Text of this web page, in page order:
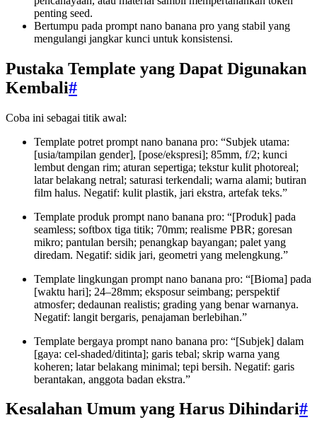
penting seed.
Bertumpu pada prompt nano banana pro yang stabil yang
mengulangi jangkar kunci untuk konsistensi.
Pustaka Template yang Dapat Digunakan
Kembali#
Coba ini sebagai titik awal:
Template potret prompt nano banana pro: “Subjek utama:
[usia/tampilan gender], [pose/ekspresi]; 85mm, f/2; kunci
lembut dengan rim; aturan sepertiga; tekstur kulit photoreal;
latar belakang netral; saturasi terkendali; warna alami; butiran
film halus. Negatif: kulit plastik, jari ekstra, artefak teks.”
Template produk prompt nano banana pro: “[Produk] pada
seamless; softbox tiga titik; 70mm; realisme PBR; goresan
mikro; pantulan bersih; penangkap bayangan; palet yang
diredam. Negatif: sidik jari, geometri yang melengkung.”
Template lingkungan prompt nano banana pro: “[Bioma] pada
[waktu hari]; 24–28mm; eksposur seimbang; perspektif
atmosfer; dedaunan realistis; grading yang benar warnanya.
Negatif: langit bergaris, penajaman berlebihan.”
Template bergaya prompt nano banana pro: “[Subjek] dalam
[gaya: cel-shaded/ditinta]; garis tebal; skrip warna yang
koheren; latar belakang minimal; tepi bersih. Negatif: garis
berantakan, anggota badan ekstra.”
Kesalahan Umum yang Harus Dihindari#